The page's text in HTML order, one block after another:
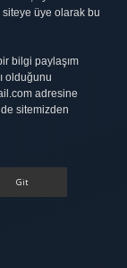
siteye üye olarak bu
bilgi paylaşım
olduğunu
adresine
sitemizden